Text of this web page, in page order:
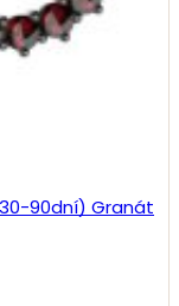
90dní) Granát